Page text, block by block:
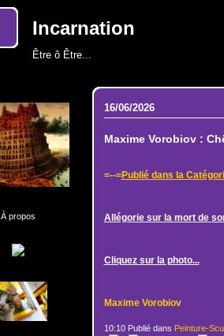
Incarnation
Être ô Être...
À propos
16/06/2026
Maxime Vorobiov :
=--=Publié dans la
Allégorie sur la mort de
Cliquez sur la photo...
Maxime Vorobiov
10:10 Publié dans Peinture-